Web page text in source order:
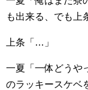
も出来る、でも上
上条「…」
一夏「一体どう
のラッキースケベ